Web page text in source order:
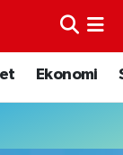
Ekonomi